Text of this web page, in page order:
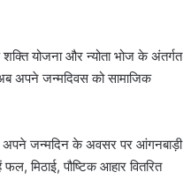
योजना और न्योता भोज के अंतर्गत
अपने जन्मदिवस को सामाजिक
अपने जन्मदिन के अवसर पर आंगनबाड़ी
मिठाई, पौष्टिक आहार वितरित